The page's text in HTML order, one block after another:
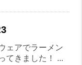
ェアでラーメン
てきました！ ...